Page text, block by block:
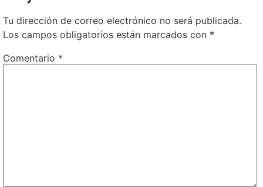
Tu dirección de correo electrónico no será publicada.
Los campos obligatorios están marcados con *
Comentario *